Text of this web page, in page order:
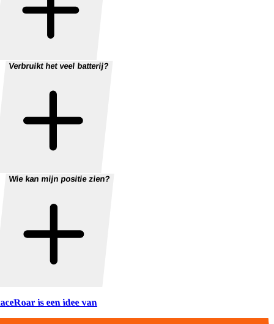
Verbruikt het veel batterij?
Wie kan mijn positie zien?
is een idee van